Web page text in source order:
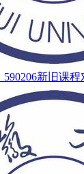
新旧课程